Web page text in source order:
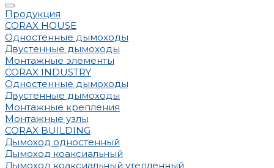
Продукция
CORAX HOUSE
Одностенные дымоходы
Двустенные дымоходы
Монтажные элементы
CORAX INDUSTRY
Одностенные дымоходы
Двустенные дымоходы
Монтажные крепления
Монтажные узлы
CORAX BUILDING
Дымоход одностенный
Дымоход коаксиальный
Дымоход коаксиальный утепленный